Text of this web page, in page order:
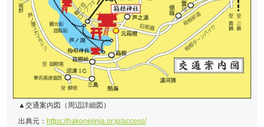
▲交通案内図（周辺詳細図）
出典元： https://hakonejinja.or.jp/access/